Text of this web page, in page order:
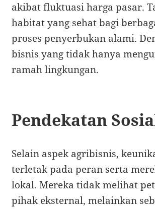
akibat fluktuasi harga pasar.
habitat yang sehat bagi
proses penyerbukan alami.
bisnis yang tidak hanya
ramah lingkungan.
Pendekatan
Selain aspek agribisnis,
terletak pada peran serta
lokal. Mereka tidak melihat
pihak eksternal, melainkan